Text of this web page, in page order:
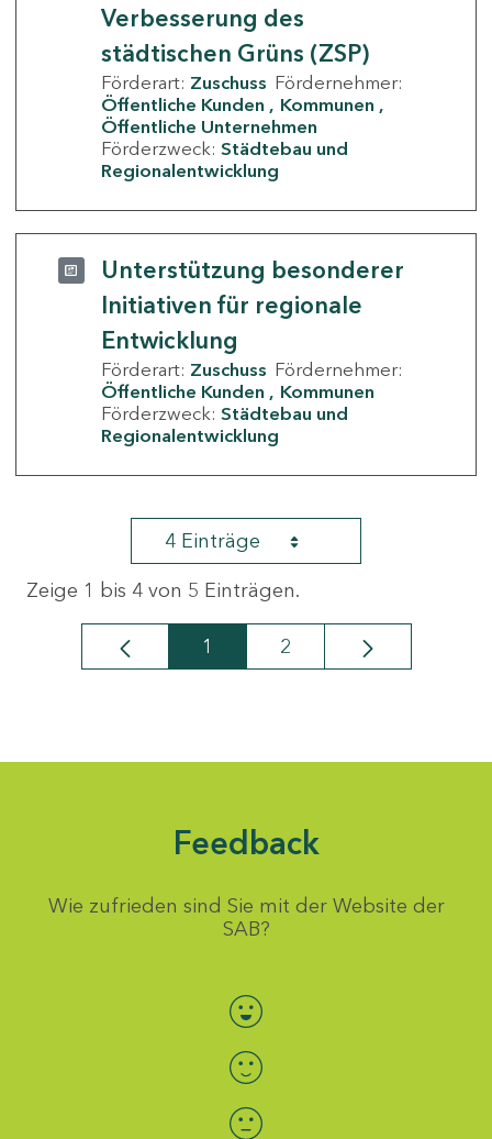
Verbesserung des
städtischen Grüns (ZSP)
Förderart: Zuschuss Fördernehmer:
Öffentliche Kunden
Kommunen
Öffentliche Unternehmen
Förderzweck: Städtebau und
Regionalentwicklung
Unterstützung besonderer
Initiativen für regionale
Entwicklung
Förderart: Zuschuss Fördernehmer:
Öffentliche Kunden
Kommunen
Förderzweck: Städtebau und
Regionalentwicklung
4 Einträge
Zeige 1 bis 4 von 5 Einträgen.
Seite
1 Seite
2
Feedback
Wie zufrieden sind Sie mit der Website der
SAB?
Bewertung auswählen